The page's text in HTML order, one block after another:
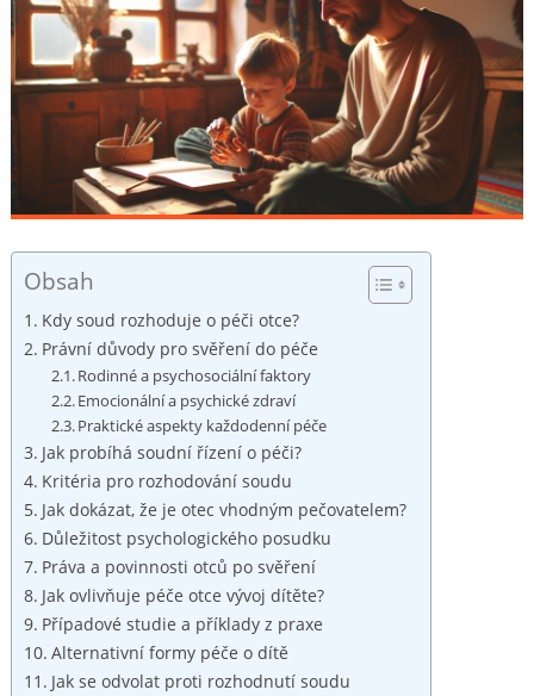
Obsah
Kdy soud rozhoduje o péči otce?
Právní důvody pro svěření do péče
Rodinné a psychosociální faktory
Emocionální a psychické zdraví
Praktické aspekty každodenní péče
Jak probíhá soudní řízení o péči?
Kritéria pro rozhodování soudu
Jak dokázat, že je otec vhodným pečovatelem?
Důležitost psychologického posudku
Práva a povinnosti otců po svěření
Jak ovlivňuje péče otce vývoj dítěte?
Případové studie a příklady z praxe
Alternativní formy péče o dítě
Jak se odvolat proti rozhodnutí soudu